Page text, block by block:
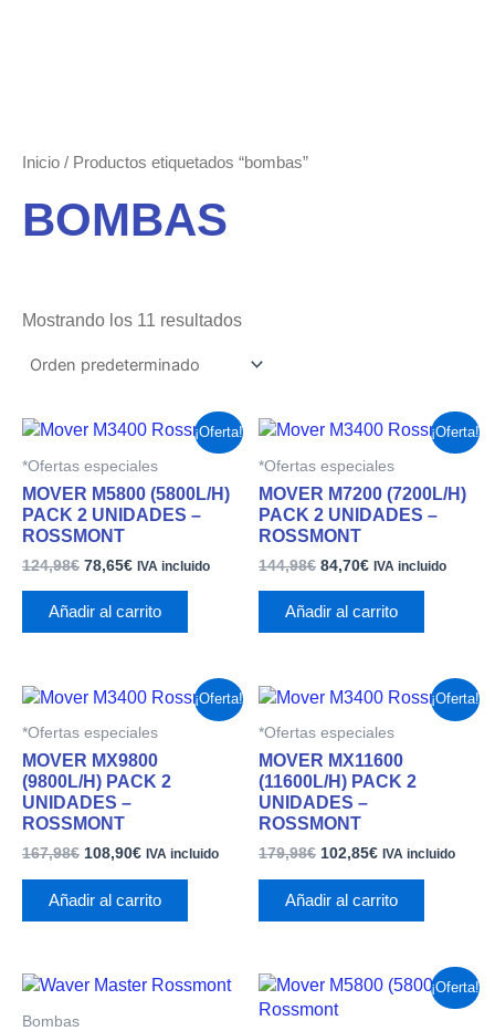
Inicio / Productos etiquetados “bombas”
BOMBAS
Mostrando los 11 resultados
¡Oferta!
*Ofertas especiales
MOVER M5800 (5800L/H)
PACK 2 UNIDADES –
ROSSMONT
124,98€
El
original
era:
124,98€.
78,65€
El
actual
es:
78,65€.
IVA incluido
Añadir al carrito
¡Oferta!
*Ofertas especiales
MOVER M7200 (7200L/H)
PACK 2 UNIDADES –
ROSSMONT
144,98€
El
original
era:
144,98€.
84,70€
El
actual
es:
84,70€.
IVA incluido
Añadir al carrito
¡Oferta!
*Ofertas especiales
MOVER MX9800
(9800L/H) PACK 2
UNIDADES –
ROSSMONT
167,98€
El
original
era:
167,98€.
108,90€
El
actual
es:
108,90€.
IVA incluido
Añadir al carrito
¡Oferta!
*Ofertas especiales
MOVER MX11600
(11600L/H) PACK 2
UNIDADES –
ROSSMONT
179,98€
El
original
era:
179,98€.
102,85€
El
actual
es:
102,85€.
IVA incluido
Añadir al carrito
Bombas
¡Oferta!
El
precio
El